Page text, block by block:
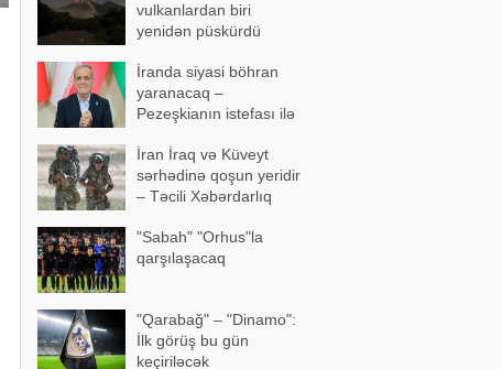
vulkanlardan biri
yenidən püskürdü
İranda siyasi böhran
yaranacaq –
Pezeşkianın istefası ilə
İran İraq və Küveyt
sərhədinə qoşun yeridir
– Təcili Xəbərdarlıq
"Sabah" "Orhus"la
qarşılaşacaq
"Qarabağ" – "Dinamo":
İlk görüş bu gün
keçiriləcək